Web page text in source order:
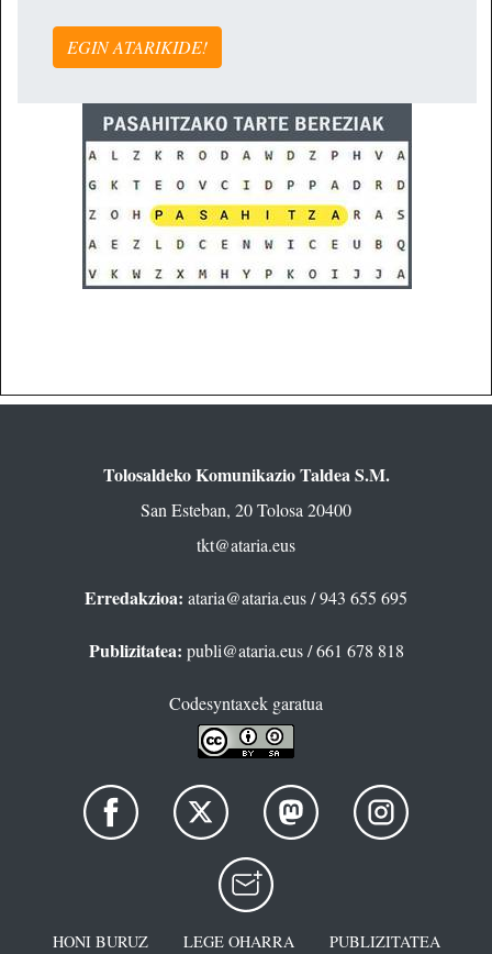
EGIN ATARIKIDE!
Tolosaldeko Komunikazio Taldea S.M.
San Esteban, 20 Tolosa 20400
tkt@ataria.eus
Erredakzioa: ataria@ataria.eus/ 943 655 695
Publizitatea: publi@ataria.eus/ 661 678 818
Codesyntaxek garatua
HONI BURUZ LEGE OHARRA
PUBLIZITATEA